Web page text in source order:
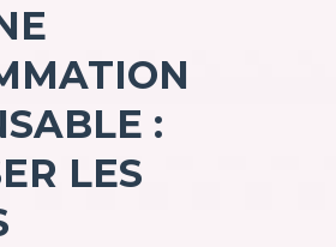
:
LES